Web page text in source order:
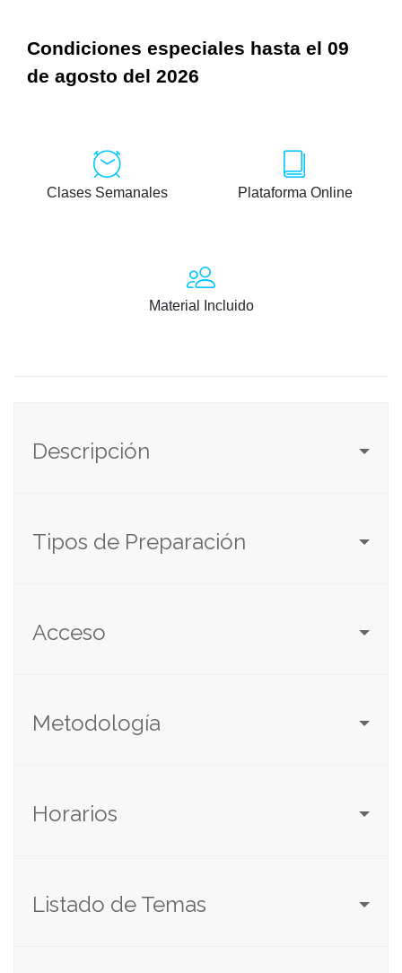
Condiciones especiales hasta el 09
de agosto del 2026
Clases Semanales Plataforma Online
Material Incluido
Descripción
Tipos de Preparación
Acceso
Metodología
Horarios
Listado de Temas